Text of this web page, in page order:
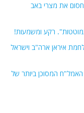
את מצרי באב
רקע ומשמעות!
איראן ארה"ב וישראל
המסוכן ביותר של